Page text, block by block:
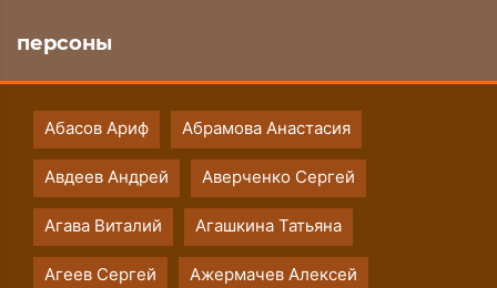
персоны
Абасов Ариф Абрамова Анастасия
Авдеев Андрей Аверченко Сергей
Агава Виталий Агашкина Татьяна
Агеев Сергей Ажермачев Алексей